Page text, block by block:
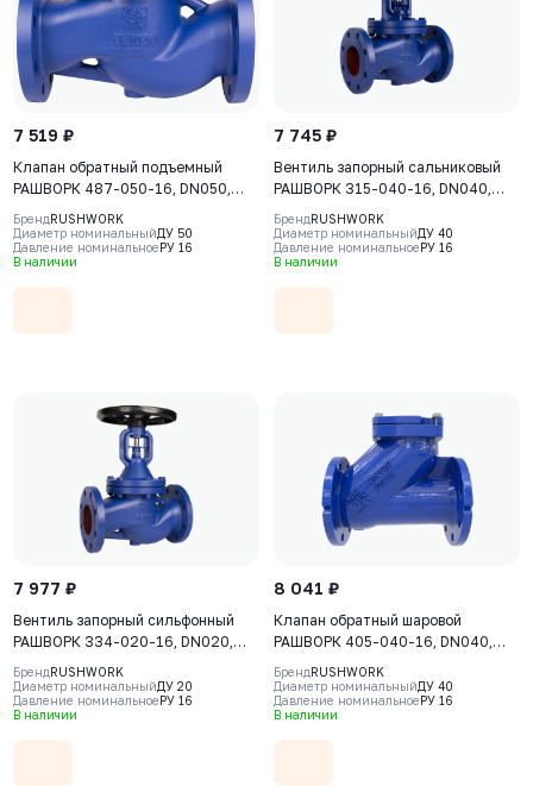
7 519 ₽
Клапан обратный подъемный
РАШВОРК 487-050-16, DN050,
PN16, корпус - GJL-250 (GG25),
диск - угл. сталь AISI420, седло -
угл. сталь AISI420, Ф/Ф
БрендRUSHWORK
Диаметр номинальныйДУ 50
Давление номинальноеРУ 16
В наличии
7 745 ₽
Вентиль запорный сальниковый
РАШВОРК 315-040-16, DN040,
PN16, корпус - GJL-250 (GG25),
клапан - AISI420, уплотнение -
AISI420, Ф/Ф, штурвал
БрендRUSHWORK
Диаметр номинальныйДУ 40
Давление номинальноеРУ 16
В наличии
7 977 ₽
Вентиль запорный сильфонный
РАШВОРК 334-020-16, DN020,
PN16, корпус - GJL-250 (GG25),
клапан - AISI420, уплотнение -
AISI420, Ф/Ф, штурвал
БрендRUSHWORK
Диаметр номинальныйДУ 20
Давление номинальноеРУ 16
В наличии
8 041 ₽
Клапан обратный шаровой
РАШВОРК 405-040-16, DN040,
PN16, корпус - GJS-400-15
(GGG40), шар - алюминий,
покрытие шара - NBR, Ф/Ф
БрендRUSHWORK
Диаметр номинальныйДУ 40
Давление номинальноеРУ 16
В наличии